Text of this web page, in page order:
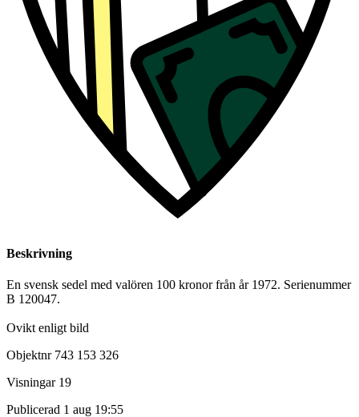
Beskrivning
En svensk sedel med valören 100 kronor från år 1972. Serienummer
B 120047.
Ovikt enligt bild
Objektnr 743 153 326
Visningar 19
Publicerad 1 aug 19:55